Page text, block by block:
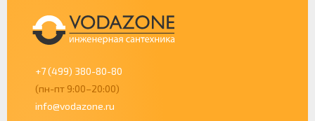
+7 (499) 380-80-80
(пн-пт 9:00–20:00)
info@vodazone.ru